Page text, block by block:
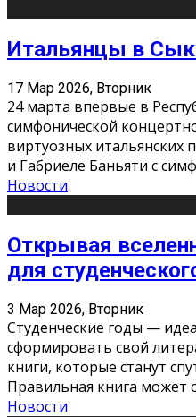
Итальянцы в
17 Мар 2026, Вторник
24 марта впервые в
симфонической
виртуозных
и Габриеле Баньяти с
Новости
Открывая
для
3 Мар 2026, Вторник
Студенческие годы —
сформировать свой
книги, которые станут
Правильная книга может
Новости